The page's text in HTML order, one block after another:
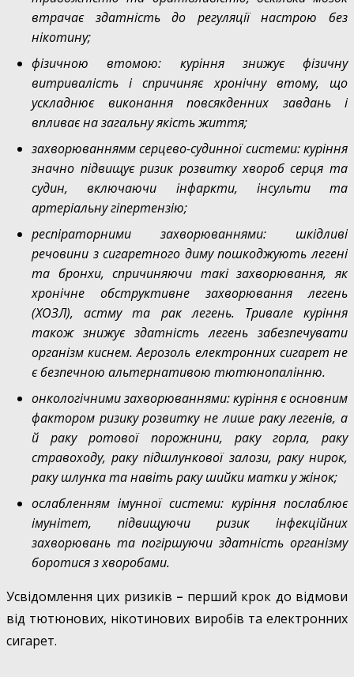
втрачає здатність до регуляції настрою без
нікотину;
фізичною втомою: куріння знижує фізичну
витривалість і спричиняє хронічну втому, що
ускладнює виконання повсякденних завдань і
впливає на загальну якість життя;
захворюваннямм серцево-судинної системи: куріння
значно підвищує ризик розвитку хвороб серця та
судин, включаючи інфаркти, інсульти та
артеріальну гіпертензію;
респіраторними захворюваннями: шкідливі
речовини з сигаретного диму пошкоджують легені
та бронхи, спричиняючи такі захворювання, як
хронічне обструктивне захворювання легень
(ХОЗЛ), астму та рак легень. Тривале куріння
також знижує здатність легень забезпечувати
організм киснем. Аерозоль електронних сигарет не
є безпечною альтернативою тютюнопалінню.
онкологічними захворюваннями: куріння є основним
фактором ризику розвитку не лише раку легенів, а
й раку ротової порожнини, раку горла, раку
стравоходу, раку підшлункової залози, раку нирок,
раку шлунка та навіть раку шийки матки у жінок;
ослабленням імунної системи: куріння послаблює
імунітет, підвищуючи ризик інфекційних
захворювань та погіршуючи здатність організму
боротися з хворобами.
Усвідомлення цих ризиків – перший крок до відмови
від тютюнових, нікотинових виробів та електронних
сигарет.